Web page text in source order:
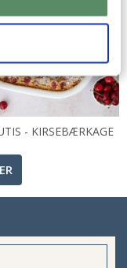
- KIRSEBÆRKAGE